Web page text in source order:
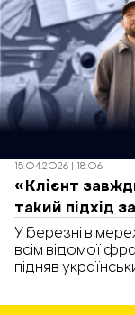
15.04.2026 | 18:06
«Клієнт
такий підхід
У березні в
всім відомої
підняв
трактують як